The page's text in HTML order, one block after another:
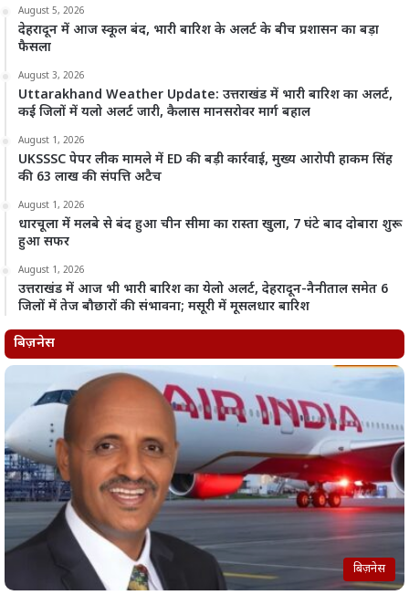
August 5, 2026
देहरादून में आज स्कूल बंद, भारी बारिश के अलर्ट के बीच प्रशासन का बड़ा
फैसला
August 3, 2026
Uttarakhand Weather Update: उत्तराखंड में भारी बारिश का अलर्ट,
कई जिलों में यलो अलर्ट जारी, कैलास मानसरोवर मार्ग बहाल
August 1, 2026
UKSSSC पेपर लीक मामले में ED की बड़ी कार्रवाई, मुख्य आरोपी हाकम सिंह
की 63 लाख की संपत्ति अटैच
August 1, 2026
धारचूला में मलबे से बंद हुआ चीन सीमा का रास्ता खुला, 7 घंटे बाद दोबारा शुरू
हुआ सफर
August 1, 2026
उत्तराखंड में आज भी भारी बारिश का येलो अलर्ट, देहरादून-नैनीताल समेत 6
जिलों में तेज बौछारों की संभावना; मसूरी में मूसलधार बारिश
बिज़नेस
बिज़नेस